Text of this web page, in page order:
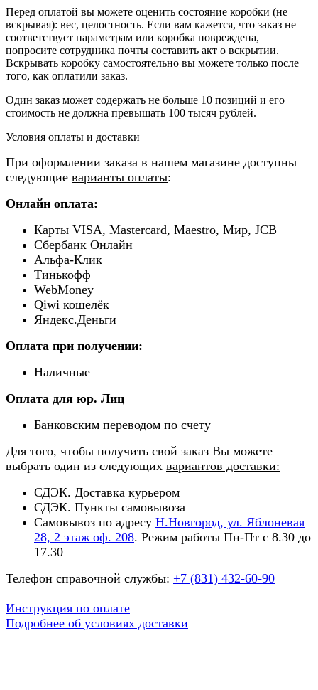
Перед оплатой вы можете оценить состояние коробки (не
вскрывая): вес, целостность. Если вам кажется, что заказ не
соответствует параметрам или коробка повреждена,
попросите сотрудника почты составить акт о вскрытии.
Вскрывать коробку самостоятельно вы можете только после
того, как оплатили заказ.
Один заказ может содержать не больше 10 позиций и его
стоимость не должна превышать 100 тысяч рублей.
Условия оплаты и доставки
При оформлении заказа в нашем магазине доступны
следующие варианты оплаты:
Онлайн оплата:
Карты VISA, Mastercard, Maestro, Мир, JCB
Сбербанк Онлайн
Альфа-Клик
Тинькофф
WebMoney
Qiwi кошелёк
Яндекс.Деньги
Оплата при получении:
Наличные
Оплата для юр. Лиц
Банковским переводом по счету
Для того, чтобы получить свой заказ Вы можете
выбрать один из следующих вариантов доставки:
СДЭК. Доставка курьером
СДЭК. Пункты самовывоза
Самовывоз по адресу Н.Новгород, ул. Яблоневая
28, 2 этаж оф. 208. Режим работы Пн-Пт с 8.30 до
17.30
Телефон справочной службы: +7 (831) 432-60-90
Инструкция по оплате
Подробнее об условиях доставки